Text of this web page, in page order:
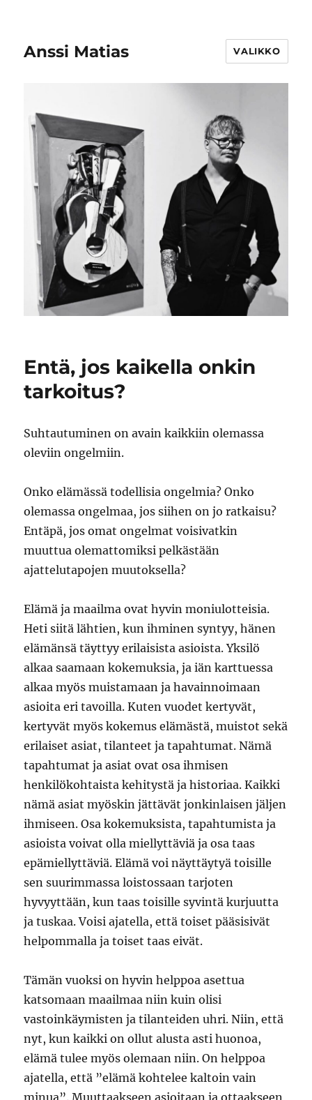
Anssi Matias VALIKKO
Entä, jos kaikella onkin
tarkoitus?
Suhtautuminen on avain kaikkiin olemassa
oleviin ongelmiin.
Onko elämässä todellisia ongelmia? Onko
olemassa ongelmaa, jos siihen on jo ratkaisu?
Entäpä, jos omat ongelmat voisivatkin
muuttua olemattomiksi pelkästään
ajattelutapojen muutoksella?
Elämä ja maailma ovat hyvin moniulotteisia.
Heti siitä lähtien, kun ihminen syntyy, hänen
elämänsä täyttyy erilaisista asioista. Yksilö
alkaa saamaan kokemuksia, ja iän karttuessa
alkaa myös muistamaan ja havainnoimaan
asioita eri tavoilla. Kuten vuodet kertyvät,
kertyvät myös kokemus elämästä, muistot sekä
erilaiset asiat, tilanteet ja tapahtumat. Nämä
tapahtumat ja asiat ovat osa ihmisen
henkilökohtaista kehitystä ja historiaa. Kaikki
nämä asiat myöskin jättävät jonkinlaisen jäljen
ihmiseen. Osa kokemuksista, tapahtumista ja
asioista voivat olla miellyttäviä ja osa taas
epämiellyttäviä. Elämä voi näyttäytyä toisille
sen suurimmassa loistossaan tarjoten
hyvyyttään, kun taas toisille syvintä kurjuutta
ja tuskaa. Voisi ajatella, että toiset pääsisivät
helpommalla ja toiset taas eivät.
Tämän vuoksi on hyvin helppoa asettua
katsomaan maailmaa niin kuin olisi
vastoinkäymisten ja tilanteiden uhri. Niin, että
nyt, kun kaikki on ollut alusta asti huonoa,
elämä tulee myös olemaan niin. On helppoa
ajatella, että ”elämä kohtelee kaltoin vain
minua”. Muuttaakseen asioitaan ja ottaakseen